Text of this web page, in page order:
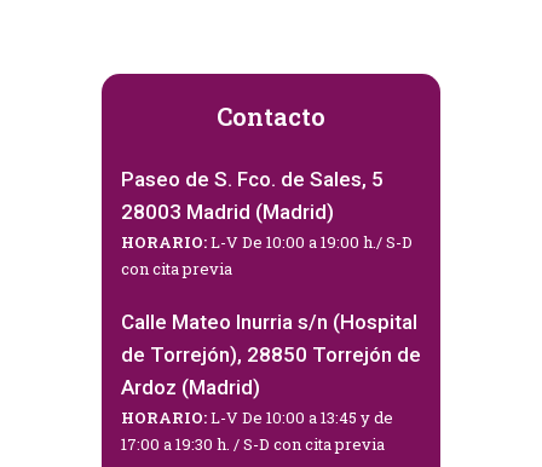
Contacto
Paseo de S. Fco. de Sales, 5
28003 Madrid (Madrid)
HORARIO:L-V De 10:00 a 19:00 h./ S-D
con cita previa
Calle Mateo Inurria s/n (Hospital
de Torrejón), 28850 Torrejón de
Ardoz (Madrid)
HORARIO:L-V De 10:00 a 13:45 y de
17:00 a 19:30 h. / S-D con cita previa